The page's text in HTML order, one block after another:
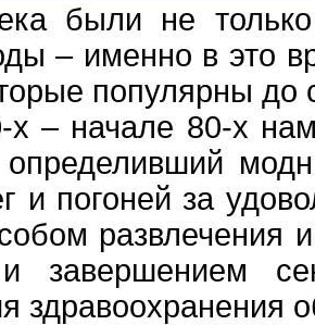
были не
– именно в это
популярны до
х – начале 80-х
и погоней за
развлечения
завершением